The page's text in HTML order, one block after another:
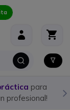
para
profesional!